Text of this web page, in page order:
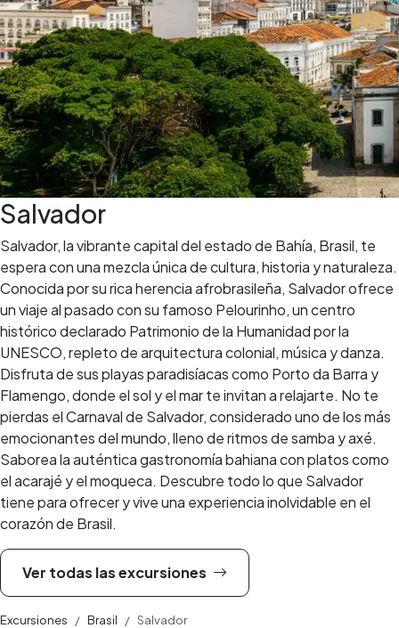
Salvador
Salvador, la vibrante capital del estado de Bahía, Brasil, te
espera con una mezcla única de cultura, historia y naturaleza.
Conocida por su rica herencia afrobrasileña, Salvador ofrece
un viaje al pasado con su famoso Pelourinho, un centro
histórico declarado Patrimonio de la Humanidad por la
UNESCO, repleto de arquitectura colonial, música y danza.
Disfruta de sus playas paradisíacas como Porto da Barra y
Flamengo, donde el sol y el mar te invitan a relajarte. No te
pierdas el Carnaval de Salvador, considerado uno de los más
emocionantes del mundo, lleno de ritmos de samba y axé.
Saborea la auténtica gastronomía bahiana con platos como
el acarajé y el moqueca. Descubre todo lo que Salvador
tiene para ofrecer y vive una experiencia inolvidable en el
corazón de Brasil.
Ver todas las excursiones
Excursiones Brasil Salvador